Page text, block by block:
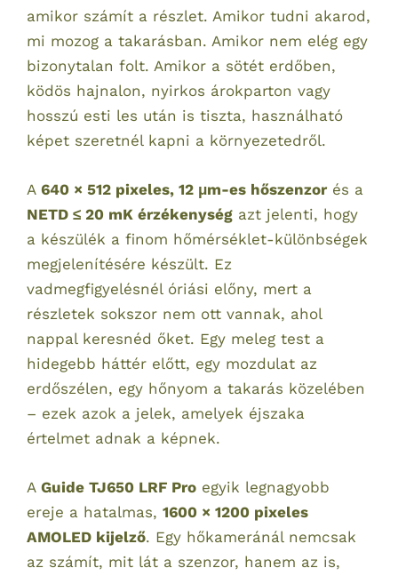
amikor számít a részlet. Amikor tudni akarod,
mi mozog a takarásban. Amikor nem elég egy
bizonytalan folt. Amikor a sötét erdőben,
ködös hajnalon, nyirkos árokparton vagy
hosszú esti les után is tiszta, használható
képet szeretnél kapni a környezetedről.
A 640 × 512 pixeles, 12 μm-es hőszenzor és a
NETD ≤ 20 mK érzékenység azt jelenti, hogy
a készülék a finom hőmérséklet-különbségek
megjelenítésére készült. Ez
vadmegfigyelésnél óriási előny, mert a
részletek sokszor nem ott vannak, ahol
nappal keresnéd őket. Egy meleg test a
hidegebb háttér előtt, egy mozdulat az
erdőszélen, egy hőnyom a takarás közelében
– ezek azok a jelek, amelyek éjszaka
értelmet adnak a képnek.
A Guide TJ650 LRF Pro egyik legnagyobb
ereje a hatalmas, 1600 × 1200 pixeles
AMOLED kijelző. Egy hőkameránál nemcsak
az számít, mit lát a szenzor, hanem az is,